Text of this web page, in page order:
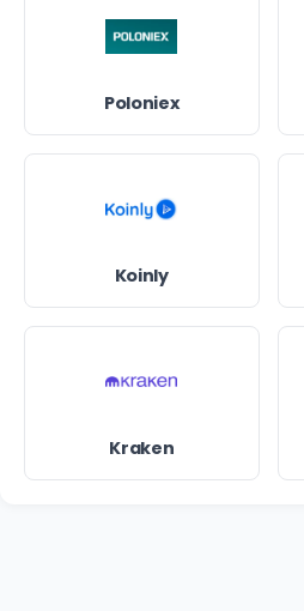
Poloniex
Koinly
Kraken